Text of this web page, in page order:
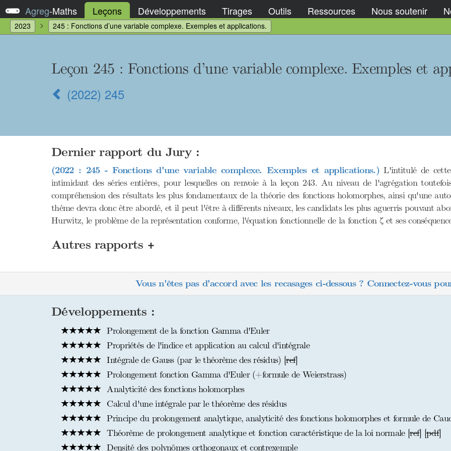
Agreg-Maths Leçons Développements Tirages Outils Ressources Nous soutenir
2023 245 : Fonctions d’une variable complexe. Exemples et applications.
Leçon 245 : Fonctions d’une variable complexe. Exemples et
(2022) 245
Dernier rapport du Jury :
(2022 : 245 - Fonctions d'une variable complexe. Exemples et applications.) L'intitulé de
intimidant des séries entières, pour lesquelles on renvoie à la leçon 243. Au niveau de l'agrégation
compréhension des résultats les plus fondamentaux de la théorie des fonctions holomorphes, ainsi qu'une
thème devra donc être abordé, et il peut l'être à différents niveaux, les candidats les plus aguerris pouvant
Hurwitz, le problème de la représentation conforme, l'équation fonctionnelle de la fonction ζ et ses
Autres rapports +
Vous n'êtes pas d'accord avec les recasages ci-dessous ? Connectez-vous
Développements :
Prolongement de la fonction Gamma d'Euler
Propriétés de l'indice et application au calcul d'intégrale
Intégrale de Gauss (par le théorème des résidus) [ref]
Prolongement fonction Gamma d'Euler (+formule de Weierstrass)
Analyticité des fonctions holomorphes
Calcul d'une intégrale par le théorème des résidus
Principe du prolongement analytique, analyticité des fonctions holomorphes et formule de
Théorème de prolongement analytique et fonction caractéristique de la loi normale [ref] [pdf]
Densité des polynômes orthogonaux et contrexemple